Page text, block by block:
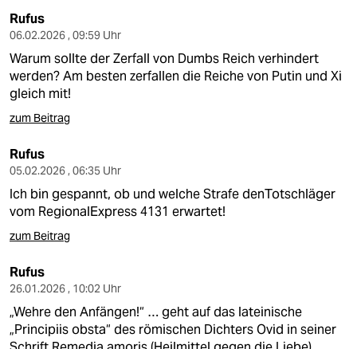
Rufus
06.02.2026 , 09:59 Uhr
Warum sollte der Zerfall von Dumbs Reich verhindert
werden? Am besten zerfallen die Reiche von Putin und Xi
gleich mit!
zum Beitrag
Rufus
05.02.2026 , 06:35 Uhr
Ich bin gespannt, ob und welche Strafe denTotschläger
vom RegionalExpress 4131 erwartet!
zum Beitrag
Rufus
26.01.2026 , 10:02 Uhr
„Wehre den Anfängen!“ … geht auf das lateinische
„Principiis obsta“ des römischen Dichters Ovid in seiner